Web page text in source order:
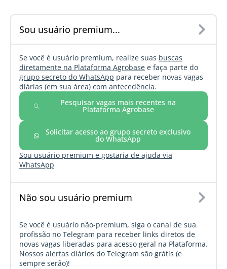
Sou usuário premium...
Se você é usuário premium, realize suas buscas
diretamente na Plataforma Agrobase e faça parte do
grupo secreto do WhatsApp para receber novas vagas
diárias (em sua área) com antecedência.
Pesquisar vagas mais recentes na
Plataforma Agrobase
Solicitar acesso ao grupo secreto exclusivo
do WhatsApp
Sou usuário premium e gostaria de ajuda via
WhatsApp
Não sou usuário premium
Se você é usuário não-premium, siga o canal de sua
profissão no Telegram para receber links diretos de
novas vagas liberadas para acesso geral na Plataforma.
Nossos alertas diários do Telegram são grátis (e
sempre serão)!